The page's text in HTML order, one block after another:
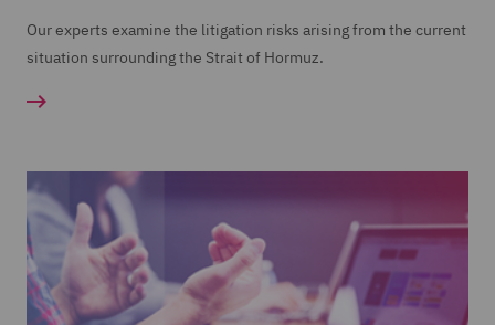
Our experts examine the litigation risks arising from the current
situation surrounding the Strait of Hormuz.